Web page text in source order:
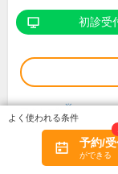
初診受
※
予約/